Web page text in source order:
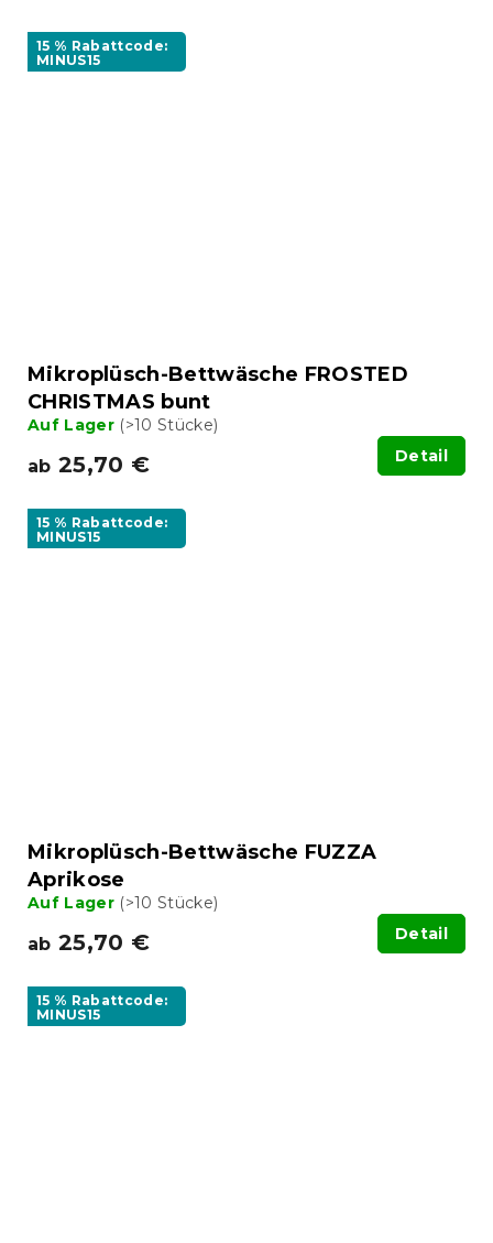
15 % Rabattcode:
MINUS15
Mikroplüsch-Bettwäsche FROSTED
CHRISTMAS bunt
Auf Lager (>10 Stücke)
ab 25,70 € Detail
15 % Rabattcode:
MINUS15
Mikroplüsch-Bettwäsche FUZZA
Aprikose
Auf Lager (>10 Stücke)
ab 25,70 € Detail
15 % Rabattcode:
MINUS15